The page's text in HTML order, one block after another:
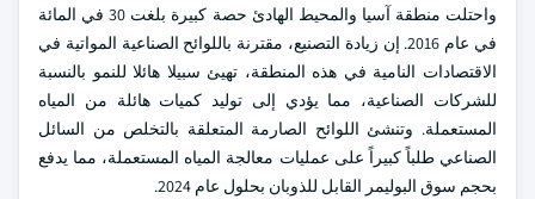
واحتلت منطقة آسيا والمحيط الهادئ حصة كبيرة بلغت 30 في المائة
في عام 2016. إن زيادة التصنيع، مقترنة باللوائح الصناعية المواتية في
الاقتصادات النامية في هذه المنطقة، تهيئ سبيلا هائلا للنمو بالنسبة
للشركات الصناعية، مما يؤدي إلى توليد كميات هائلة من المياه
المستعملة. وتنشئ اللوائح الصارمة المتعلقة بالتخلص من السائل
الصناعي طلباً كبيراً على عمليات معالجة المياه المستعملة، مما يدفع
بحجم سوق البوليمر القابل للذوبان بحلول عام 2024.